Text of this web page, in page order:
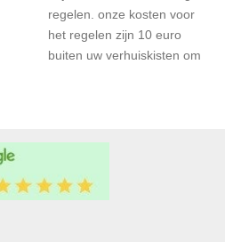
regelen. onze kosten voor
het regelen zijn 10 euro
buiten uw verhuiskisten om